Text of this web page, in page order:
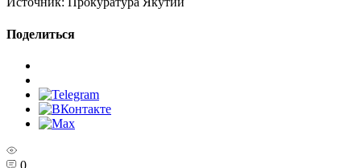
Поделиться
0